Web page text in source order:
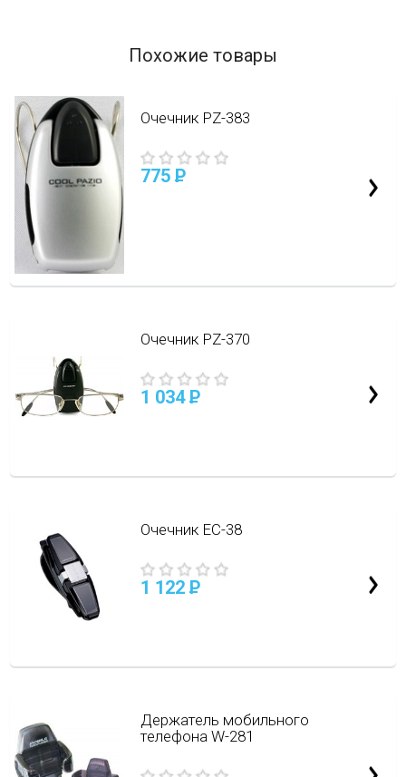
Похожие товары
Очечник PZ-383
775 P
Очечник PZ-370
1 034P
Очечник EC-38
1 122 P
Держатель мобильного
телефона W-281